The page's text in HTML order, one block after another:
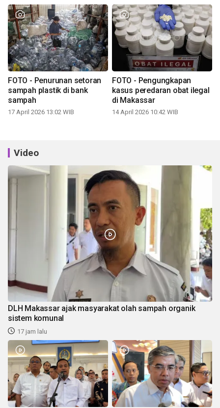
FOTO - Penurunan setoran
sampah plastik di bank
sampah
17 April 2026 13:02 WIB
FOTO - Pengungkapan
kasus peredaran obat ilegal
di Makassar
14 April 2026 10:42 WIB
Video
DLH Makassar ajak masyarakat olah sampah organik
sistem komunal
17 jam lalu